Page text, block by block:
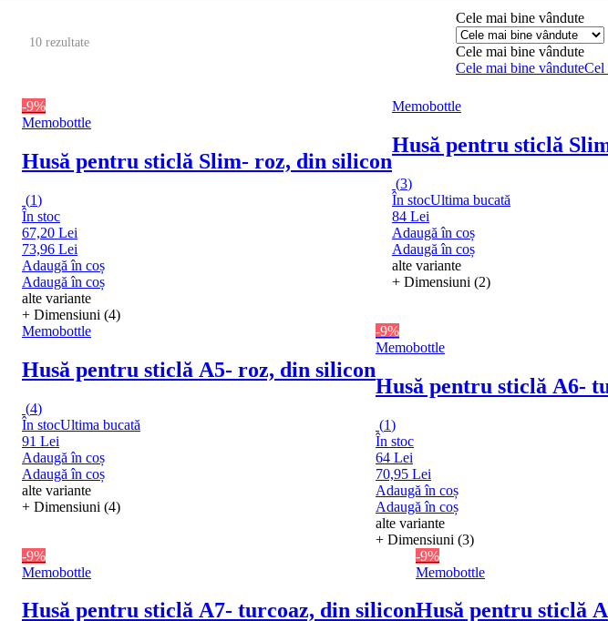
10 rezultate
Cele mai bine vândute
Cele mai bine vândute
Cele mai bine vânduteCel
-9%
Memobottle
Husă pentru sticlă Slim- roz, din silicon
(1)
În stoc
67,20 Lei
73,96 Lei
Adaugă în coș
Adaugă în coș
alte variante
+ Dimensiuni (4)
Memobottle
Husă pentru sticlă
(3)
În stocUltima bucată
84 Lei
Adaugă în coș
Adaugă în coș
alte variante
+ Dimensiuni (2)
Memobottle
Husă pentru sticlă A5- roz, din silicon
(4)
În stocUltima bucată
91 Lei
Adaugă în coș
Adaugă în coș
alte variante
+ Dimensiuni (4)
-9%
Memobottle
Husă pentru sticlă A6-
(1)
În stoc
64 Lei
70,95 Lei
Adaugă în coș
Adaugă în coș
alte variante
+ Dimensiuni (3)
-9%
Memobottle
Husă pentru sticlă A7- turcoaz, din silicon
-9%
Memobottle
Husă pentru sticlă